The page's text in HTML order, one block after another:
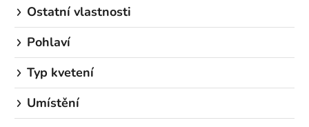
Ostatní vlastnosti
Pohlaví
Typ kvetení
Umístění